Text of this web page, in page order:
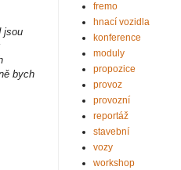
jsou
bych
fremo
hnací vozidla
konference
moduly
propozice
provoz
provozní
reportáž
stavební
vozy
workshop